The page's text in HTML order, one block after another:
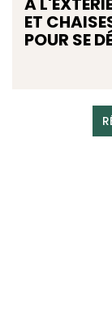
ET
POUR SE